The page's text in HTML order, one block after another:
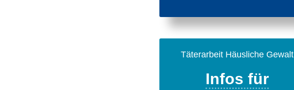
Täterarbeit Häusliche Gewalt
Infos für